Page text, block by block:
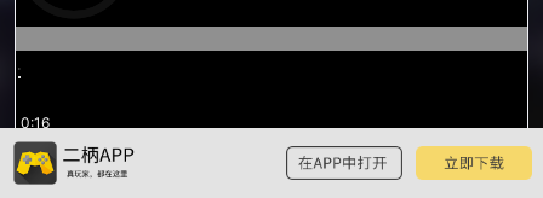
0:16
/
1:37
1:37